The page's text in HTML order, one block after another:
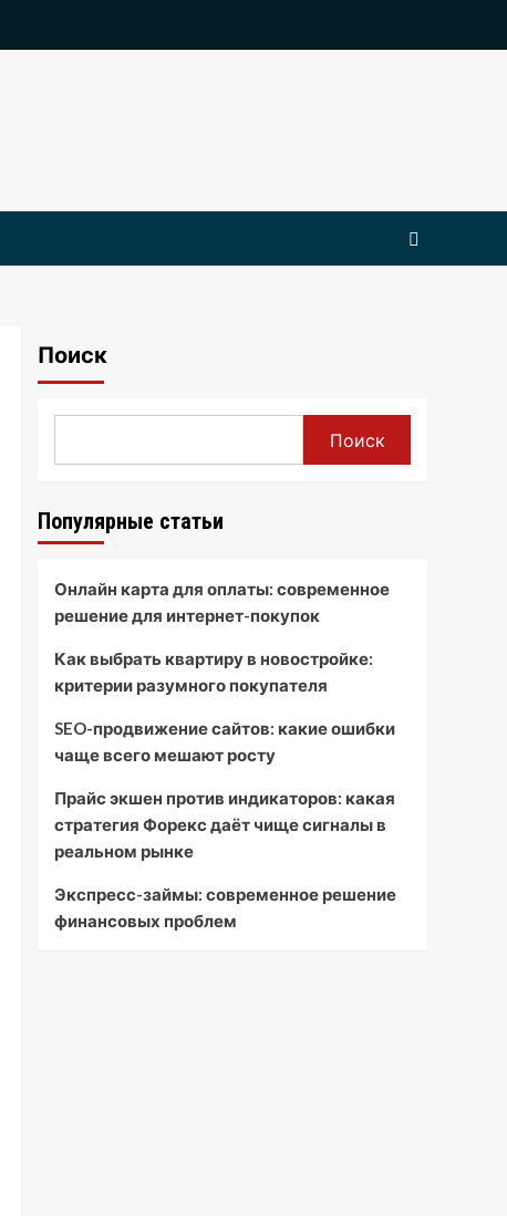
Поиск
Поиск
Популярные статьи
Онлайн карта для оплаты: современное
решение для интернет-покупок
Как выбрать квартиру в новостройке:
критерии разумного покупателя
SEO-продвижение сайтов: какие ошибки
чаще всего мешают росту
Прайс экшен против индикаторов: какая
стратегия Форекс даёт чище сигналы в
реальном рынке
Экспресс-займы: современное решение
финансовых проблем